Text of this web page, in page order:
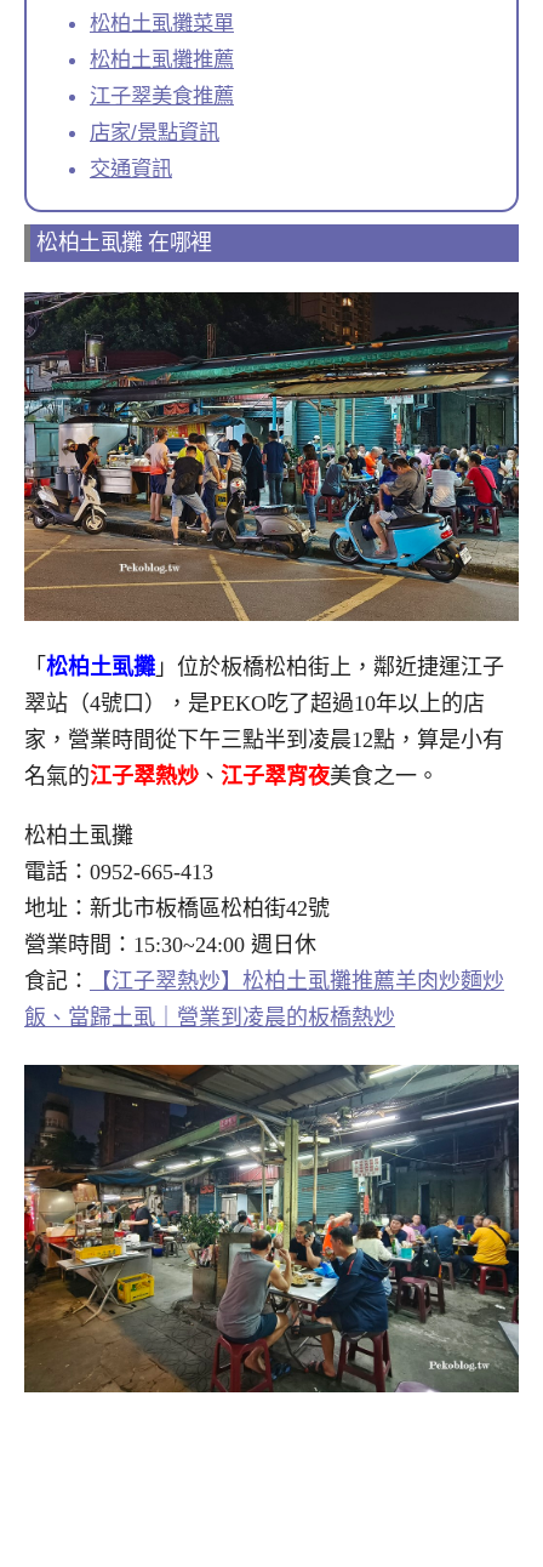
松柏土虱攤菜單
松柏土虱攤推薦
江子翠美食推薦
店家/景點資訊
交通資訊
松柏土虱攤 在哪裡
「 松柏土虱攤 」位於板橋松柏街上，鄰近捷運江子
翠站（4號口），是PEKO吃了超過10年以上的店
家，營業時間從下午三點半到凌晨12點，算是小有
名氣的江子翠熱炒 、 江子翠宵夜美食之一。
松柏土虱攤
電話：0952-665-413
地址：新北市板橋區松柏街42號
營業時間：15:30~24:00 週日休
食記：
【江子翠熱炒】松柏土虱攤推薦羊肉炒麵炒
飯、當歸土虱｜營業到凌晨的板橋熱炒